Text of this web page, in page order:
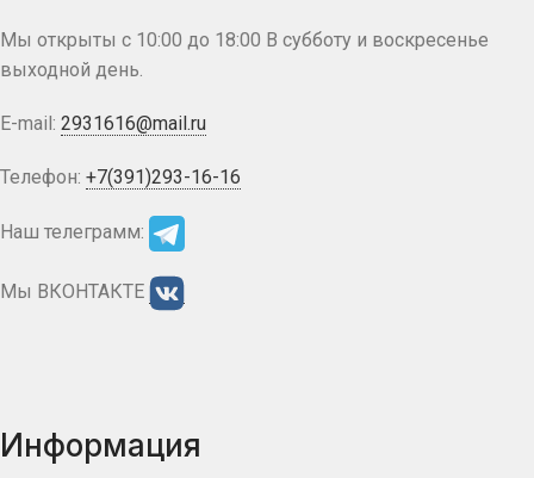
Мы открыты с 10:00 до 18:00 В субботу и воскресенье
выходной день.
E-mail: 2931616@mail.ru
Телефон: +7(391)293-16-16
Наш телеграмм:
Мы ВКОНТАКТЕ
Информация